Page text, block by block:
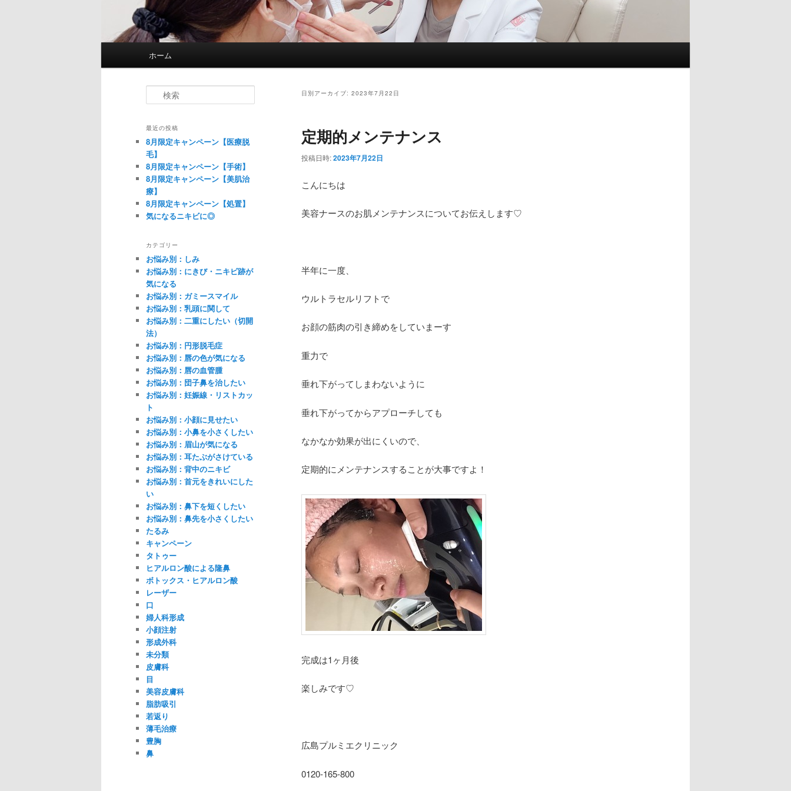
メインコンテンツへ移動
サブコンテンツへ移動
ホーム
日別アーカイブ: 2023年7月22日
定期的メンテナンス
投稿日時:2023年7月22日
こんにちは
美容ナースのお肌メンテナンスについてお伝えします♡
半年に一度、
ウルトラセルリフトで
お顔の筋肉の引き締めをしていまーす
重力で
垂れ下がってしまわないように
垂れ下がってからアプローチしても
なかなか効果が出にくいので、
定期的にメンテナンスすることが大事ですよ！
完成は1ヶ月後
楽しみです♡
広島プルミエクリニック
0120-165-800
最近の投稿
8月限定キャンペーン【医療脱
毛】
8月限定キャンペーン【手術】
8月限定キャンペーン【美肌治
療】
8月限定キャンペーン【処置】
気になるニキビに◎
カテゴリー
お悩み別：しみ
お悩み別：にきび・ニキビ跡が
気になる
お悩み別：ガミースマイル
お悩み別：乳頭に関して
お悩み別：二重にしたい（切開
法）
お悩み別：円形脱毛症
お悩み別：唇の色が気になる
お悩み別：唇の血管腫
お悩み別：団子鼻を治したい
お悩み別：妊娠線・リストカッ
ト
お悩み別：小顔に見せたい
お悩み別：小鼻を小さくしたい
お悩み別：眉山が気になる
お悩み別：耳たぶがさけている
お悩み別：背中のニキビ
お悩み別：首元をきれいにした
い
お悩み別：鼻下を短くしたい
お悩み別：鼻先を小さくしたい
たるみ
キャンペーン
タトゥー
ヒアルロン酸による隆鼻
ボトックス・ヒアルロン酸
レーザー
口
婦人科形成
小顔注射
形成外科
未分類
皮膚科
目
美容皮膚科
脂肪吸引
若返り
薄毛治療
豊胸
鼻